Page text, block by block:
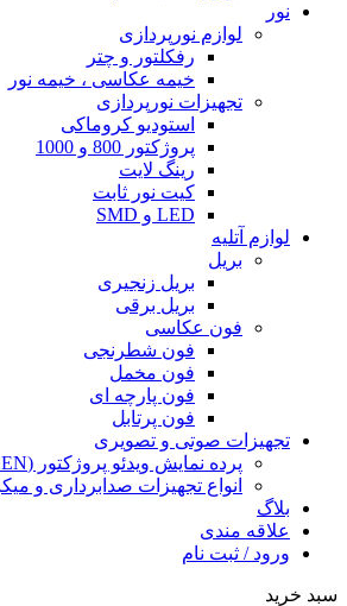
نور
لوازم نورپردازی
رفکلتور و چتر
خیمه عکاسی ، خیمه نور
تجهیزات نورپردازی
استودیو کروماکی
پروژکتور 800 و 1000
رینگ لایت
کیت نور ثابت
LED و SMD
لوازم آتلیه
بریل
بریل زنجیری
بریل برقی
فون عکاسی
فون شطرنجی
فون مخمل
فون پارچه ای
فون پرتابل
تجهیزات صوتی و تصویری
پرده نمایش ویدئو پروژکتور (PROJECTION SCREEN)
انواع تجهیزات صدابرداری و
بلاگ
علاقه مندی
ورود / ثبت نام
سبد خرید